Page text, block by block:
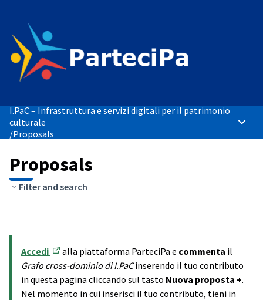
I.PaC – Infrastruttura e servizi digitali per il patrimonio
culturale
/Proposals
Main
Proposals
Filter and search
Accedi
(Opens in new tab)
alla piattaforma ParteciPa e commenta il
Grafo cross-dominio di I.PaCinserendo il tuo contributo
in questa pagina cliccando sul tasto Nuova proposta +.
Nel momento in cui inserisci il tuo contributo, tieni in